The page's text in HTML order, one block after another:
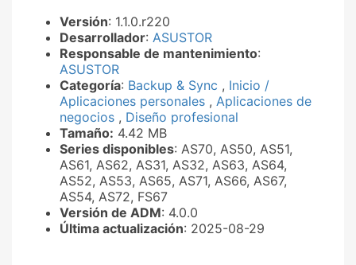
Versión: 1.1.0.r220
Desarrollador: ASUSTOR
Responsable de mantenimiento:
ASUSTOR
Categoría: Backup & Sync , Inicio /
Aplicaciones personales , Aplicaciones de
negocios , Diseño profesional
Tamaño: 4.42 MB
Series disponibles: AS70, AS50, AS51,
AS61, AS62, AS31, AS32, AS63, AS64,
AS52, AS53, AS65, AS71, AS66, AS67,
AS54, AS72, FS67
Versión de ADM: 4.0.0
Última actualización: 2025-08-29